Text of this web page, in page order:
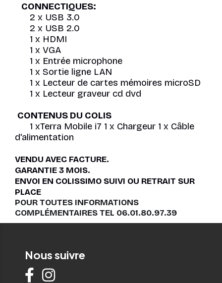
CONNECTIQUES:
2 x USB 3.0
2 x USB 2.0
1 x HDMI
1 x VGA
1 x Entrée microphone
1 x Sortie ligne LAN
1 x Lecteur de cartes mémoires microSD
1 x Lecteur graveur cd dvd
CONTENUS DU COLIS
1 xTerra Mobile i7 1 x Chargeur 1 x Câble
d'alimentation
VENDU AVEC FACTURE.
GARANTIE 3 MOIS.
ENVOI EN COLISSIMO SUIVI OU RETRAIT SUR
PLACE
POUR TOUTES INFORMATIONS
COMPLÉMENTAIRESTEL 06.01.80.97.39
Nous suivre
 